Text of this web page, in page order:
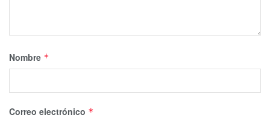
Nombre *
Correo electrónico *